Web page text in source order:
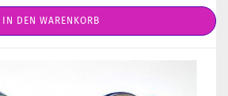
IN DEN WARENKORB